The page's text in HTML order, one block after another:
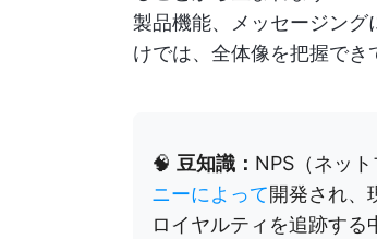
製品機能、メッセージン
けでは、全体像を把握でき
🧠 豆知識： NPS（ネット
ニーによって開発され、
ロイヤルティを追跡する